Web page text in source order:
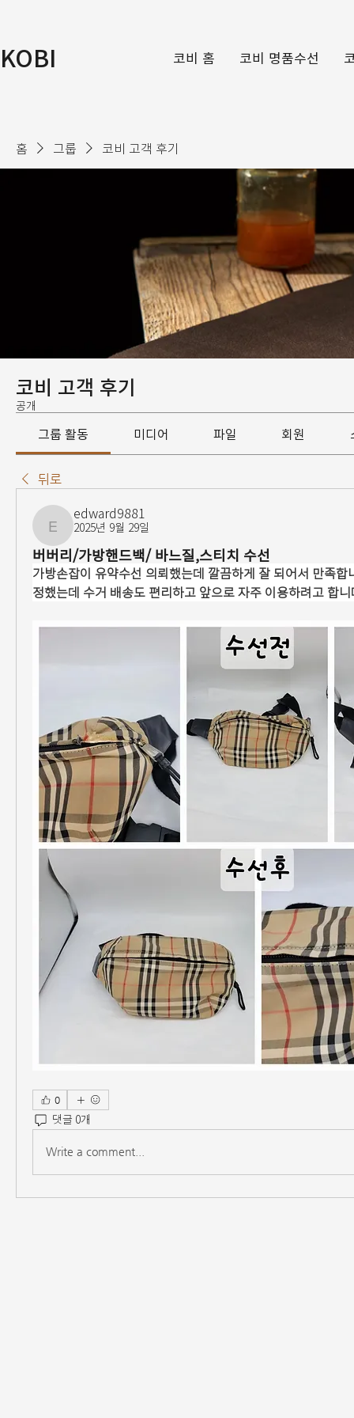
KOBI 코비 홈 코비 명품수선
홈 그룹 코비 고객 후기
코비 고객 후기
공개
그룹 활동 미디어 파일 회원
뒤로
edward9881
edward9881
2025년 9월 29일
버버리/가방핸드백/ 바느질,스티치 수선
가방손잡이 유약수선 의뢰했는데 깔끔하게 잘 되어서 만족
정했는데 수거 배송도 편리하고 앞으로 자주 이용하려고 합
0
댓글 0개
Write a comment...